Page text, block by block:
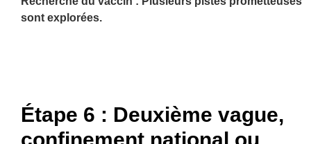
sont explorées.
Étape 6 : Deuxième vague,
confinement national ou